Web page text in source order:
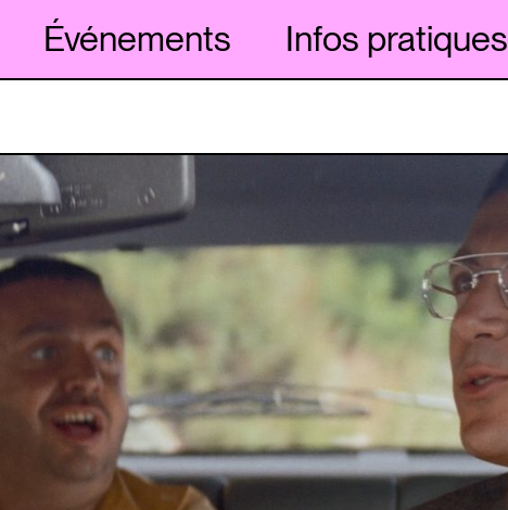
Événements Infos pratiques